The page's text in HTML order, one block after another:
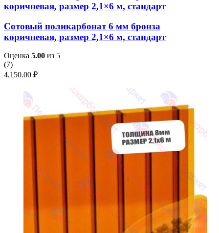
коричневая, размер 2,1×6 м, стандарт
Сотовый поликарбонат 6 мм бронза
коричневая, размер 2,1×6 м, стандарт
Оценка 5.00 из 5
(7)
4,150.00 ₽